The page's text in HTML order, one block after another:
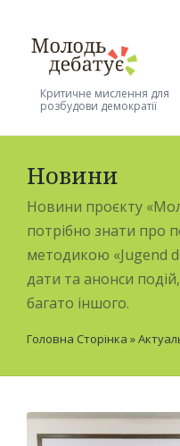
Критичне мислення для
розбудови демократії
Новини
Новини проєкту
потрібно знати про
методикою «Jugend
дати та анонси
багато іншого.
Головна Сторінка »